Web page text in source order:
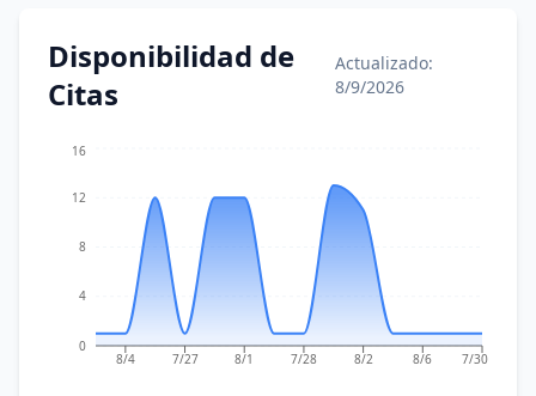
Disponibilidad de
Citas
Actualizado:
8/9/2026
8/4 7/27 8/1 7/28 8/2 8/6 7/30
0
4
8
12
16